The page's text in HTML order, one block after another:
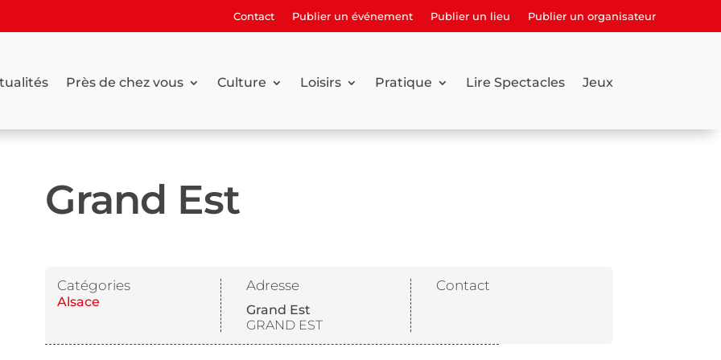
Contact Publier un événement Publier un lieu Publier un organisateur
Près de chez vous Culture Loisirs Pratique Lire Spectacles Jeux
Grand Est
Catégories
Alsace
Adresse
Grand Est
GRAND EST
Contact